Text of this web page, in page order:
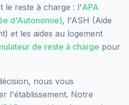
le reste à charge : l'APA
d'Autonomie), l'ASH (Aide
et les aides au logement
de reste à charge pour
nous vous
l'établissement. Notre